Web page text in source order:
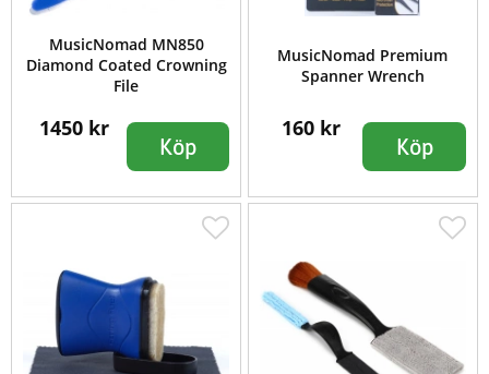
MusicNomad MN850
Diamond Coated Crowning
File
1450 kr
Köp
MusicNomad Premium
Spanner Wrench
160 kr
Köp